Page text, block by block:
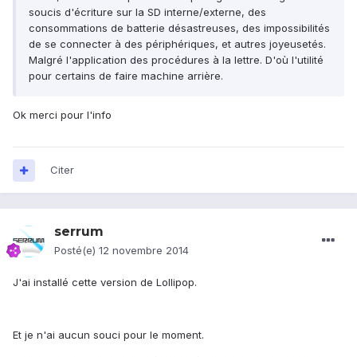
soucis d'écriture sur la SD interne/externe, des
consommations de batterie désastreuses, des impossibilités
de se connecter à des périphériques, et autres joyeusetés.
Malgré l'application des procédures à la lettre. D'où l'utilité
pour certains de faire machine arrière.
Ok merci pour l'info
Citer
serrum
Posté(e) 12 novembre 2014
J'ai installé cette version de Lollipop.
Et je n'ai aucun souci pour le moment.